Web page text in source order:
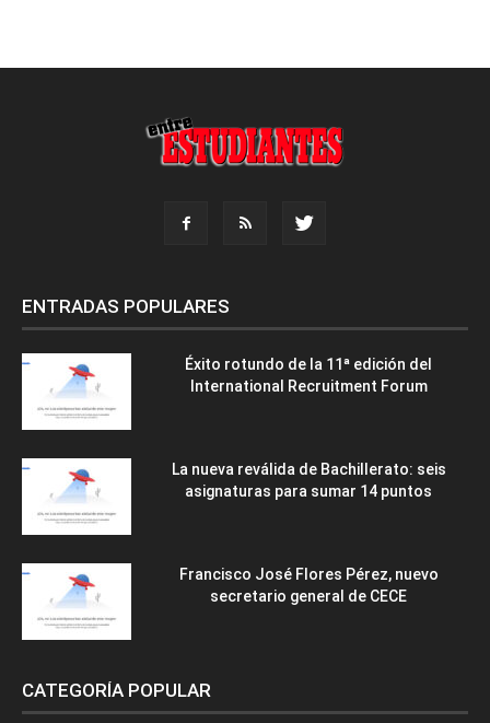
ENTRADAS POPULARES
Éxito rotundo de la 11ª edición del
International Recruitment Forum
La nueva reválida de Bachillerato: seis
asignaturas para sumar 14 puntos
Francisco José Flores Pérez, nuevo
secretario general de CECE
CATEGORÍA POPULAR